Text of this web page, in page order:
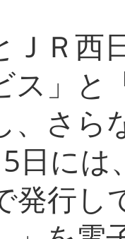
Ｒ西
ス」
、さら
日に
発行し